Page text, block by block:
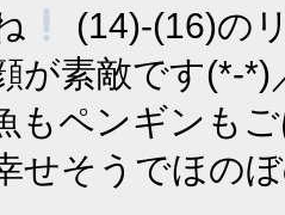
(14)-(16)の
が素敵です(*-*)
もペンギンも
せそうでほの